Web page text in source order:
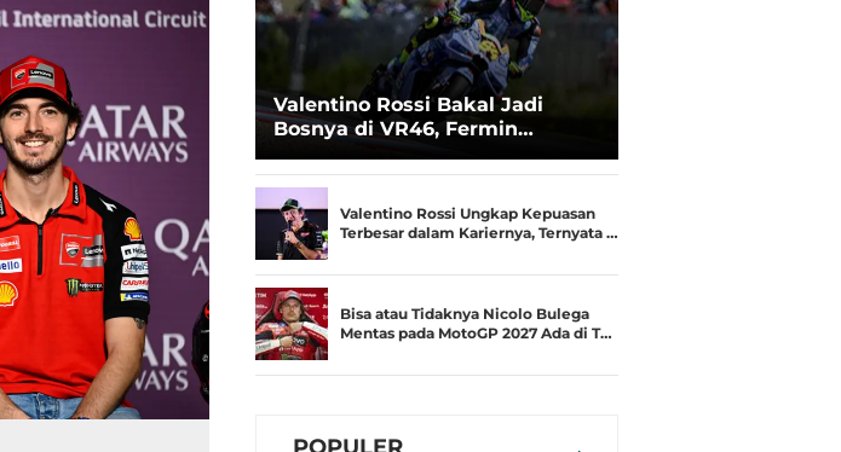
Valentino Rossi Bakal Jadi
Bosnya di VR46, Fermin
Valentino Rossi Ungkap Kepuasan
Terbesar dalam Kariernya, Ternyata …
Bisa atau Tidaknya Nicolo Bulega
Mentas pada MotoGP 2027 Ada di T…